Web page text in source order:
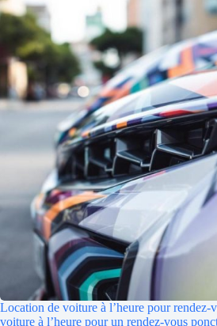
Location de voiture à l’heure pour rendez-
voiture à l’heure pour un rendez-vous